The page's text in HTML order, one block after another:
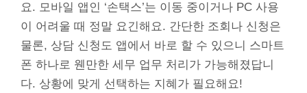
요. 모바일 앱인 ‘손택스’는 이동 중이거나 PC 사용
이 어려울 때 정말 요긴해요. 간단한 조회나 신청은
물론, 상담 신청도 앱에서 바로 할 수 있으니 스마트
폰 하나로 웬만한 세무 업무 처리가 가능해졌답니
다. 상황에 맞게 선택하는 지혜가 필요해요!